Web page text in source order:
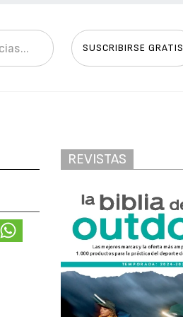
SUSCRIBIRSE GRATIS
REVISTAS